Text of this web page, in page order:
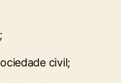
civil;